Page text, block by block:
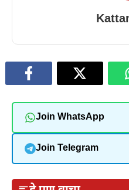
Join WhatsApp
Join Telegram